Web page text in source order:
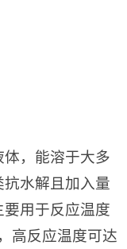
，能溶于大多
水解且加入量
用于反应温度
高反应温度可达